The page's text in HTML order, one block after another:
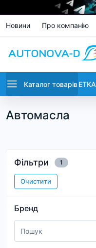
Новини Про компанію
Каталог товарівETKA
Автомасла
Фільтри 1
Очистити
Бренд